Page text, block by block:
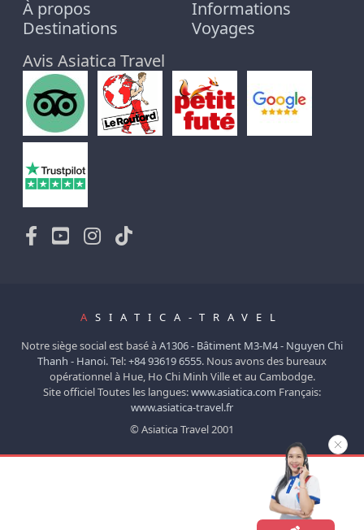
À propos
Informations
Destinations
Voyages
Avis Asiatica Travel
A SIATICA-TRAVEL
Notre siège social est basé àA1306 - Bâtiment M3-M4 - Nguyen Chi
Thanh - Hanoi.Tel:+84 93619 6555. Nous avons des bureaux
opérationnel à Hue, Ho Chi Minh Ville et au Cambodge.
Site officiel Toutes les langues:www.asiatica.com Français:
www.asiatica-travel.fr
© Asiatica Travel 2001